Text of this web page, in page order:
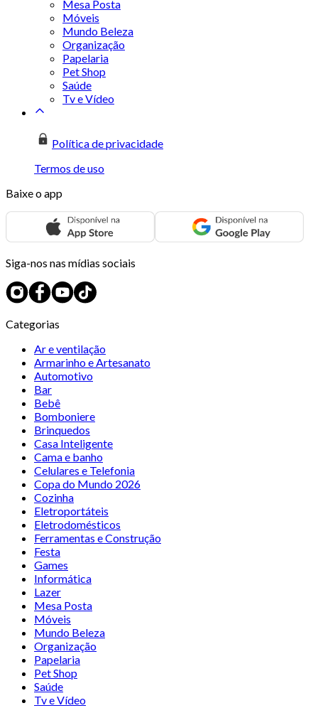
Mesa Posta
Móveis
Mundo Beleza
Organização
Papelaria
Pet Shop
Saúde
Tv e Vídeo
Política de privacidade
Termos de uso
Baixe o app
Siga-nos nas mídias sociais
Categorias
Ar e ventilação
Armarinho e Artesanato
Automotivo
Bar
Bebê
Bomboniere
Brinquedos
Casa Inteligente
Cama e banho
Celulares e Telefonia
Copa do Mundo 2026
Cozinha
Eletroportáteis
Eletrodomésticos
Ferramentas e Construção
Festa
Games
Informática
Lazer
Mesa Posta
Móveis
Mundo Beleza
Organização
Papelaria
Pet Shop
Saúde
Tv e Vídeo